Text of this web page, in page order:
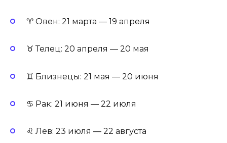
♈ Овен: 21 марта — 19 апреля
♉ Телец: 20 апреля — 20 мая
♊ Близнецы: 21 мая — 20 июня
♋ Рак: 21 июня — 22 июля
♌ Лев: 23 июля — 22 августа